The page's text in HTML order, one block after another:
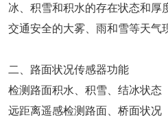
冰、积雪和积水的存在状态和厚
交通安全的大雾、雨和雪等天气
二、路面状况传感器功能
检测路面积水、积雪、结冰状态
远距离遥感检测路面、桥面状况